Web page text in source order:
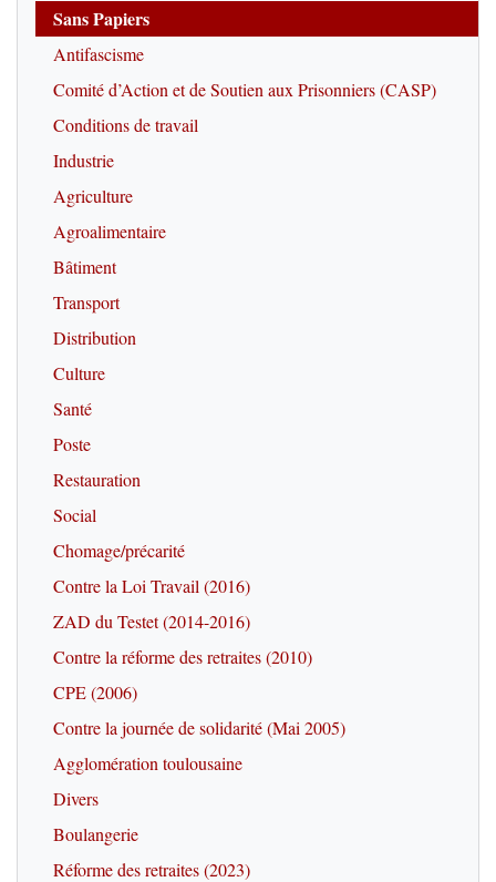
Sans Papiers
Antifascisme
Comité d’Action et de Soutien aux Prisonniers (CASP)
Conditions de travail
Industrie
Agriculture
Agroalimentaire
Bâtiment
Transport
Distribution
Culture
Santé
Poste
Restauration
Social
Chomage/précarité
Contre la Loi Travail (2016)
ZAD du Testet (2014-2016)
Contre la réforme des retraites (2010)
CPE (2006)
Contre la journée de solidarité (Mai 2005)
Agglomération toulousaine
Divers
Boulangerie
Réforme des retraites (2023)